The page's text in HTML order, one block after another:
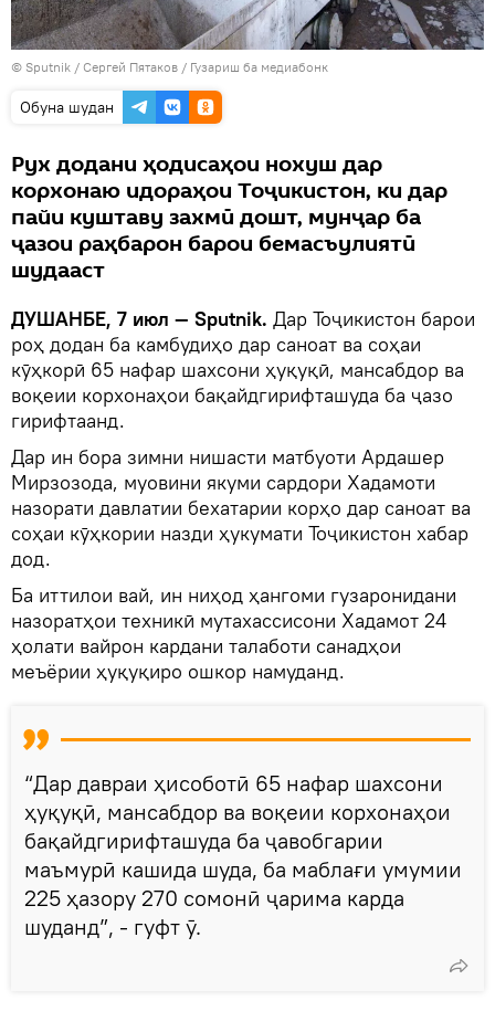
© Sputnik / Сергей Пятаков / Гузариш ба медиабонк
Обуна шудан
Рух додани ҳодисаҳои нохуш дар
корхонаю идораҳои Тоҷикистон, ки дар
пайи куштаву захмӣ дошт, мунҷар ба
ҷазои раҳбарон барои бемасъулиятӣ
шудааст
ДУШАНБЕ, 7 июл — Sputnik. Дар Тоҷикистон барои
роҳ додан ба камбудиҳо дар саноат ва соҳаи
кӯҳкорӣ 65 нафар шахсони ҳуқуқӣ, мансабдор ва
воқеии корхонаҳои бақайдгирифташуда ба ҷазо
гирифтаанд.
Дар ин бора зимни нишасти матбуоти Ардашер
Мирзозода, муовини якуми сардори Хадамоти
назорати давлатии бехатарии корҳо дар саноат ва
соҳаи кӯҳкории назди ҳукумати Тоҷикистон хабар
дод.
Ба иттилои вай, ин ниҳод ҳангоми гузаронидани
назоратҳои техникӣ мутахассисони Хадамот 24
ҳолати вайрон кардани талаботи санадҳои
меъёрии ҳуқуқиро ошкор намуданд.
“Дар давраи ҳисоботӣ 65 нафар шахсони
ҳуқуқӣ, мансабдор ва воқеии корхонаҳои
бақайдгирифташуда ба ҷавобгарии
маъмурӣ кашида шуда, ба маблағи умумии
225 ҳазору 270 сомонӣ ҷарима карда
шуданд”, - гуфт ӯ.